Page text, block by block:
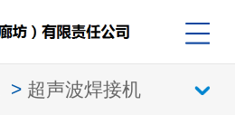
> 超声波焊接机